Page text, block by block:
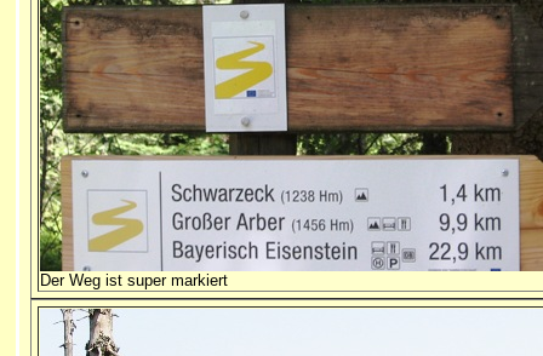
Der Weg ist super markiert